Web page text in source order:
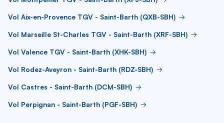
Vol Aix-en-Provence TGV - Saint-Barth (QXB-SBH)
Vol Marseille St-Charles TGV - Saint-Barth (XRF-SBH)
Vol Valence TGV - Saint-Barth (XHK-SBH)
Vol Rodez-Aveyron - Saint-Barth (RDZ-SBH)
Vol Castres - Saint-Barth (DCM-SBH)
Vol Perpignan - Saint-Barth (PGF-SBH)